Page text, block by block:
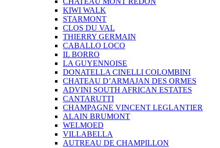
KIWI WALK
STARMONT
CLOS DU VAL
THIERRY GERMAIN
CABALLO LOCO
IL BORRO
LA GUYENNOISE
DONATELLA CINELLI COLOMBINI
CHATEAU D’ARMAJAN DES ORMES
ADVINI SOUTH AFRICAN ESTATES
CANTARUTTI
CHAMPAGNE VINCENT LEGLANTIER
ALAIN BRUMONT
WELMOED
VILLABELLA
AUTREAU DE CHAMPILLON